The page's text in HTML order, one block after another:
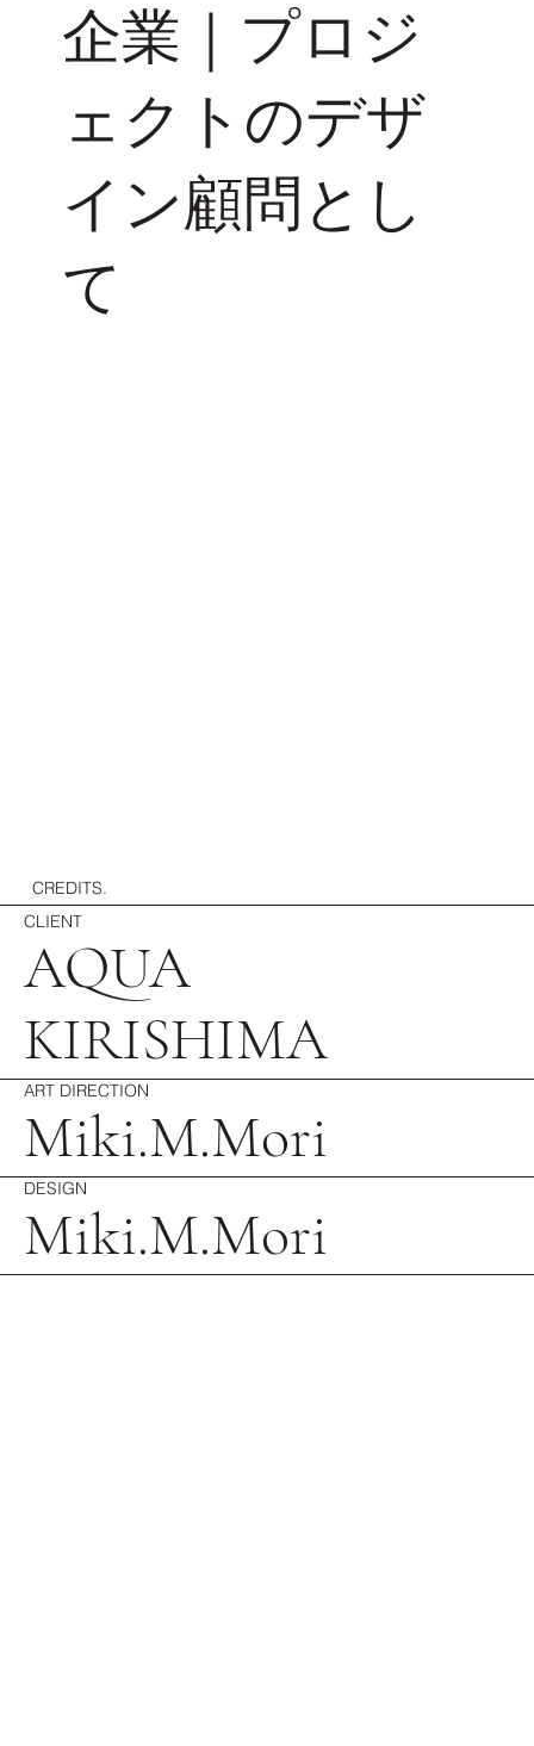
企業｜プロジ
ェクトの​デザ
イン顧問とし
て
CREDITS.
CLIENT
AQUA
KIRISHIMA
ART DIRECTION
Miki.M.Mori
DESIGN
Miki.M.Mori